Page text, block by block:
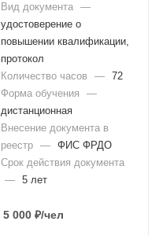
Вид документа —
удостоверение о
повышении квалификации,
протокол
Количество часов
— 72
Форма обучения
—
дистанционная
Внесение документа в
реестр — ФИС ФРДО
Срок действия документа
— 5 лет
5 000 ₽/чел